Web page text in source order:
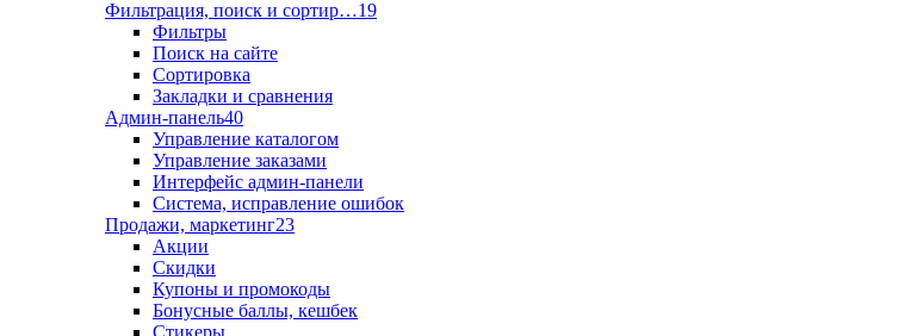
Фильтрация, поиск и сортир…19
Фильтры
Поиск на сайте
Сортировка
Закладки и сравнения
Админ-панель40
Управление каталогом
Управление заказами
Интерфейс админ-панели
Система, исправление ошибок
Продажи, маркетинг23
Акции
Скидки
Купоны и промокоды
Бонусные баллы, кешбек